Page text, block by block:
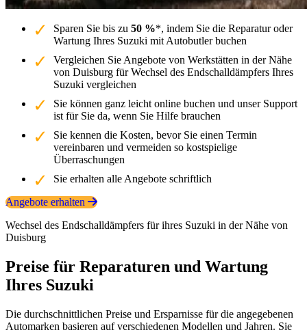
Sparen Sie bis zu 50 %*, indem Sie die Reparatur oder
Wartung Ihres Suzuki mit Autobutler buchen
Vergleichen Sie Angebote von Werkstätten in der Nähe
von Duisburg für Wechsel des Endschalldämpfers Ihres
Suzuki vergleichen
Sie können ganz leicht online buchen und unser Support
ist für Sie da, wenn Sie Hilfe brauchen
Sie kennen die Kosten, bevor Sie einen Termin
vereinbaren und vermeiden so kostspielige
Überraschungen
Sie erhalten alle Angebote schriftlich
Angebote erhalten
Wechsel des Endschalldämpfers für ihres Suzuki in der Nähe von
Duisburg
Preise für Reparaturen und Wartung
Ihres Suzuki
Die durchschnittlichen Preise und Ersparnisse für die angegebenen
Automarken basieren auf verschiedenen Modellen und Jahren. Sie